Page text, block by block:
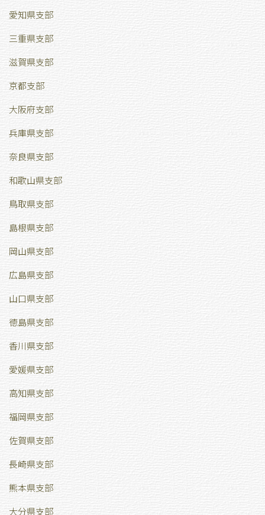
愛知県支部
三重県支部
滋賀県支部
京都支部
大阪府支部
兵庫県支部
奈良県支部
和歌山県支部
鳥取県支部
島根県支部
岡山県支部
広島県支部
山口県支部
徳島県支部
香川県支部
愛媛県支部
高知県支部
福岡県支部
佐賀県支部
長崎県支部
熊本県支部
大分県支部